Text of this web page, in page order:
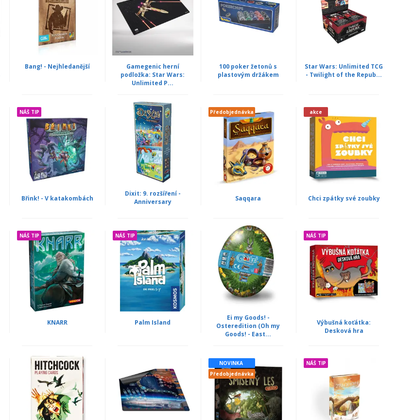
Bang! - Nejhledanější
Gamegenic herní
podložka: Star Wars:
Unlimited P...
100 poker žetonů s
plastovým držákem
Star Wars: Unlimited TCG
- Twilight of the Repub...
NÁŠ TIP
Břink! - V katakombách
Dixit: 9. rozšíření -
Anniversary
Předobjednávka
Saqqara
akce
Chci zpátky své zoubky
NÁŠ TIP
KNARR
NÁŠ TIP
Palm Island
Ei my Goods! -
Osteredition (Oh my
Goods! - East...
NÁŠ TIP
Výbušná koťátka:
Desková hra
NOVINKA
Předobjednávka
NÁŠ TIP